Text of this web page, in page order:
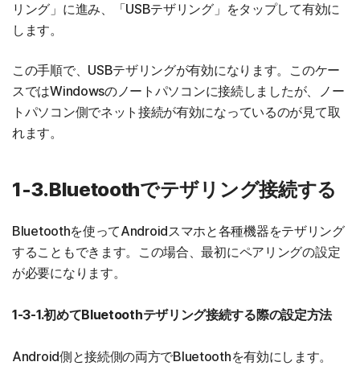
リング」に進み、「USBテザリング」をタップして有効に
します。
この手順で、USBテザリングが有効になります。このケー
スではWindowsのノートパソコンに接続しましたが、ノー
トパソコン側でネット接続が有効になっているのが見て取
れます。
1-3.Bluetoothでテザリング接続する
Bluetoothを使ってAndroidスマホと各種機器をテザリング
することもできます。この場合、最初にペアリングの設定
が必要になります。
1-3-1.初めてBluetoothテザリング接続する際の設定方法
Android側と接続側の両方でBluetoothを有効にします。